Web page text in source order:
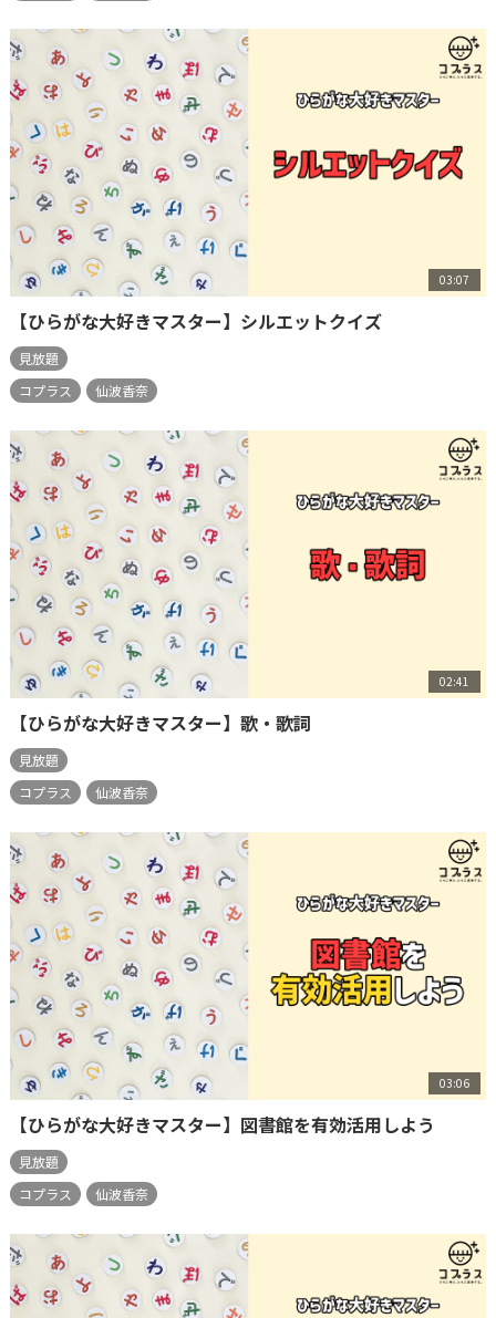
03:07
【ひらがな大好きマスター】シルエットクイズ
見放題
コプラス
仙波香奈
02:41
【ひらがな大好きマスター】歌・歌詞
見放題
コプラス
仙波香奈
03:06
【ひらがな大好きマスター】図書館を有効活用しよう
見放題
コプラス
仙波香奈